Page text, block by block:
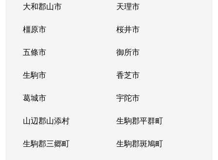
大和郡山市 天理市
橿原市 桜井市
五條市 御所市
生駒市 香芝市
葛城市 宇陀市
山辺郡山添村 生駒郡平群町
生駒郡三郷町 生駒郡斑鳩町